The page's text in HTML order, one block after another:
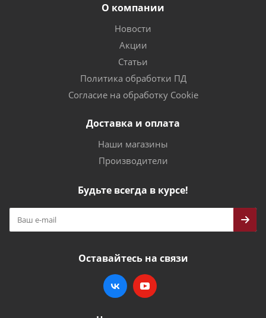
О компании
Новости
Акции
Статьи
Политика обработки ПД
Согласие на обработку Cookie
Доставка и оплата
Наши магазины
Производители
Будьте всегда в курсе!
Оставайтесь на связи